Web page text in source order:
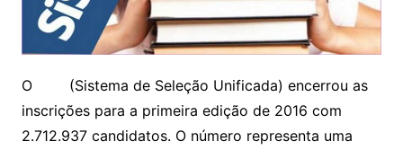
O
(Sistema de Seleção Unificada) encerrou as
inscrições para a primeira edição de 2016 com
2.712.937 candidatos. O número representa uma